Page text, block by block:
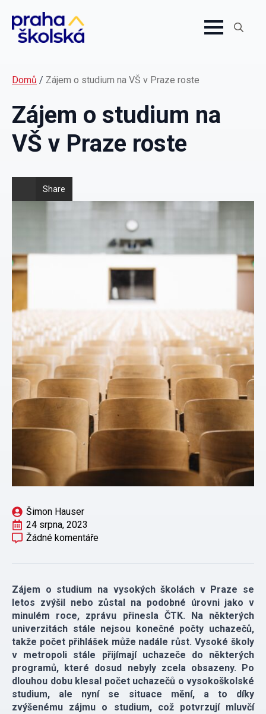
Domů / Zájem o studium na VŠ v Praze roste
Zájem o studium na
VŠ v Praze roste
Share
Šimon Hauser
24 srpna, 2023
Žádné komentáře
Zájem o studium na vysokých školách v Praze se
letos zvýšil nebo zůstal na podobné úrovni jako v
minulém roce, zprávu přinesla ČTK. Na některých
univerzitách stále nejsou konečné počty uchazečů,
takže počet přihlášek může nadále růst. Vysoké školy
v metropoli stále přijímají uchazeče do některých
programů, které dosud nebyly zcela obsazeny. Po
dlouhou dobu klesal počet uchazečů o vysokoškolské
studium, ale nyní se situace mění, a to díky
zvýšenému zájmu o studium, což potvrzují mluvčí